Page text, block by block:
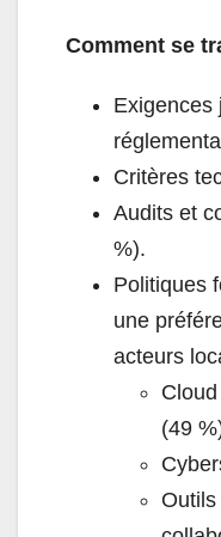
Comment se
Exigences
Critères
Audits et
%).
Politiques
une
acteurs
(49